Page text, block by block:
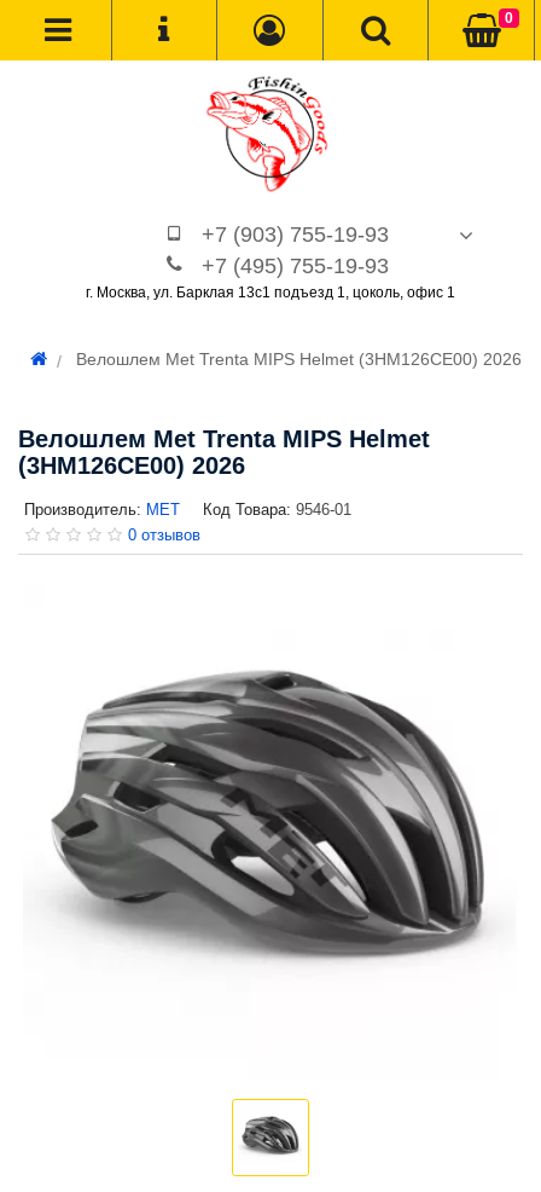
+7 (903) 755-19-93
+7 (495) 755-19-93
г. Москва, ул. Барклая 13с1 подъезд 1, цоколь, офис 1
0
Велошлем Met Trenta MIPS Helmet (3HM126CE00) 2026
Велошлем Met Trenta MIPS Helmet
(3HM126CE00) 2026
Производитель: MET Код Товара: 9546-01
0 отзывов